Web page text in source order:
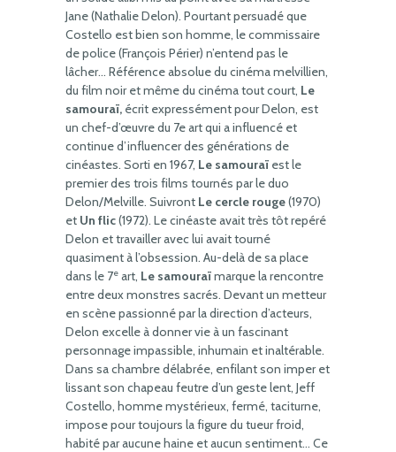
Jane (Nathalie Delon). Pourtant persuadé que
Costello est bien son homme, le commissaire
de police (François Périer) n’entend pas le
lâcher… Référence absolue du cinéma melvillien,
du film noir et même du cinéma tout court, Le
samouraï, écrit expressément pour Delon, est
un chef-d’œuvre du 7e art qui a influencé et
continue d’influencer des générations de
cinéastes. Sorti en 1967, Le samouraï est le
premier des trois films tournés par le duo
Delon/Melville. Suivront Le cercle rouge(1970)
et Un flic(1972). Le cinéaste avait très tôt repéré
Delon et travailler avec lui avait tourné
quasiment à l’obsession. Au-delà de sa place
dans le 7e art, Le samouraïmarque la rencontre
entre deux monstres sacrés. Devant un metteur
en scène passionné par la direction d’acteurs,
Delon excelle à donner vie à un fascinant
personnage impassible, inhumain et inaltérable.
Dans sa chambre délabrée, enfilant son imper et
lissant son chapeau feutre d’un geste lent, Jeff
Costello, homme mystérieux, fermé, taciturne,
impose pour toujours la figure du tueur froid,
habité par aucune haine et aucun sentiment… Ce